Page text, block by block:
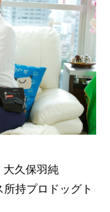
久保羽純
持プロドッグト